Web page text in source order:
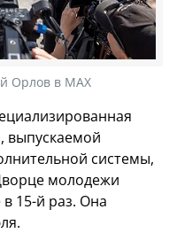
Орлов в МАХ
выпускаемой
системы,
молодежи
15-й раз. Она